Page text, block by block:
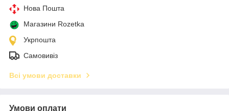
Нова Пошта
Магазини Rozetka
Укрпошта
Самовивіз
Всі умови доставки
Умови оплати